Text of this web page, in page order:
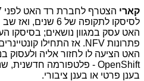
קארי
לסיסקו לתקופה של
האט עסק במגוון נושאים; בסיסקו
פתרונות NFV. אז התחילו
האט הציעה לו לחזור אליה ולעסוק
OpenShift - פלטפורמה חדשנית,
בענן פרטי או בענן ציבורי.